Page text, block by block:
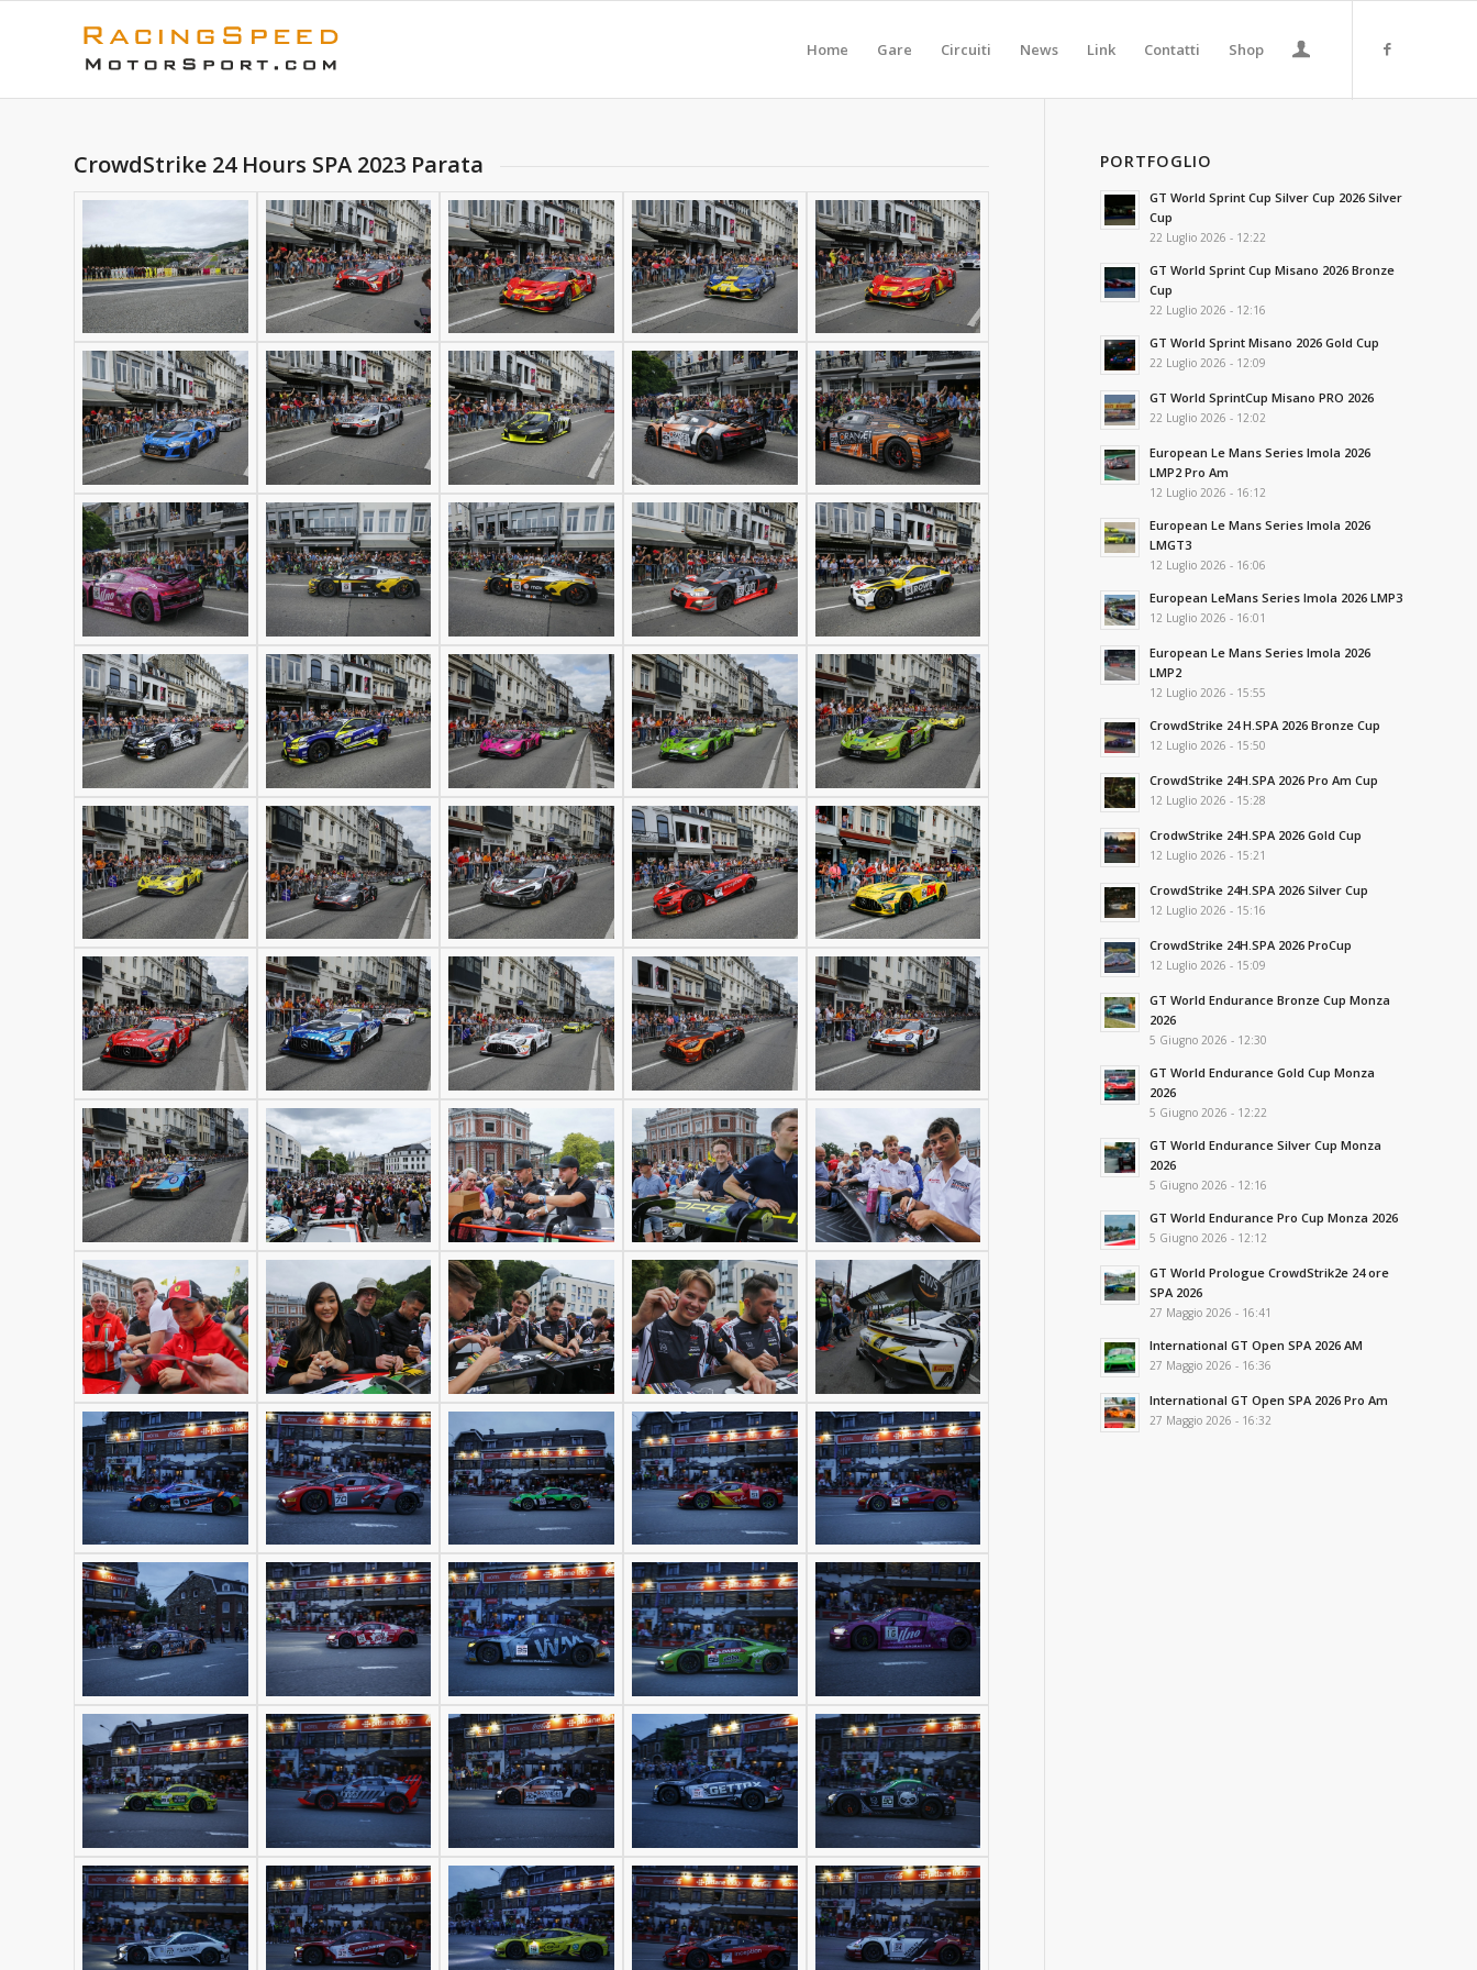
Home Gare Circuiti News Link Contatti Shop
CrowdStrike 24 Hours SPA 2023 Parata PORTFOGLIO
GT World Sprint Cup Silver Cup 2026 Silver
Cup
22 Luglio 2026 - 12:22
GT World Sprint Cup Misano 2026 Bronze
Cup
22 Luglio 2026 - 12:16
GT World Sprint Misano 2026 Gold Cup
22 Luglio 2026 - 12:09
GT World SprintCup Misano PRO 2026
22 Luglio 2026 - 12:02
European Le Mans Series Imola 2026
LMP2 Pro Am
12 Luglio 2026 - 16:12
European Le Mans Series Imola 2026
LMGT3
12 Luglio 2026 - 16:06
European LeMans Series Imola 2026 LMP3
12 Luglio 2026 - 16:01
European Le Mans Series Imola 2026
LMP2
12 Luglio 2026 - 15:55
CrowdStrike 24 H.SPA 2026 Bronze Cup
12 Luglio 2026 - 15:50
CrowdStrike 24H.SPA 2026 Pro Am Cup
12 Luglio 2026 - 15:28
CrodwStrike 24H.SPA 2026 Gold Cup
12 Luglio 2026 - 15:21
CrowdStrike 24H.SPA 2026 Silver Cup
12 Luglio 2026 - 15:16
CrowdStrike 24H.SPA 2026 ProCup
12 Luglio 2026 - 15:09
GT World Endurance Bronze Cup Monza
2026
5 Giugno 2026 - 12:30
GT World Endurance Gold Cup Monza
2026
5 Giugno 2026 - 12:22
GT World Endurance Silver Cup Monza
2026
5 Giugno 2026 - 12:16
GT World Endurance Pro Cup Monza 2026
5 Giugno 2026 - 12:12
GT World Prologue CrowdStrik2e 24 ore
SPA 2026
27 Maggio 2026 - 16:41
International GT Open SPA 2026 AM
27 Maggio 2026 - 16:36
International GT Open SPA 2026 Pro Am
27 Maggio 2026 - 16:32